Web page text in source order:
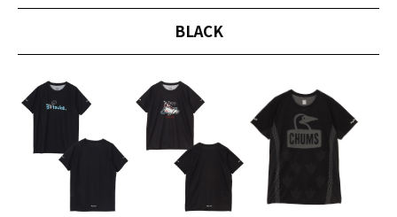
BLACK